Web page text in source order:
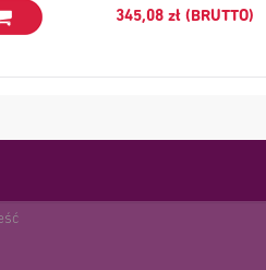
345,08 zł (BRUTTO)